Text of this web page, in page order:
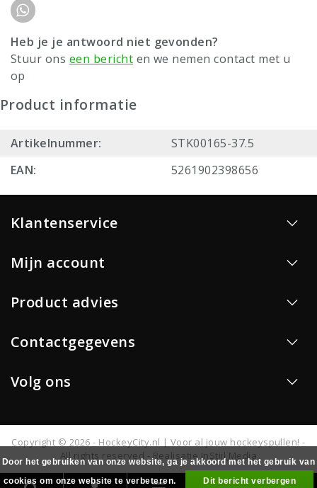
Heb je je antwoord niet gevonden?
Stuur ons een bericht en we nemen contact met u
op
Product informatie
Artikelnummer:
STK00165-37.5
EAN:
5261902398656
Klantenservice
Mijn account
Product advies
Contactgegevens
Volg ons
Copyright © 2026 - HockeyCity.nl | Voor al jouw hockeyspullen! -
All rights reserved - Realisatie InStijl Media
0
Door het gebruiken van onze website, ga je akkoord met het gebruik van
cookies om onze website te verbeteren.
Dit bericht verbergen